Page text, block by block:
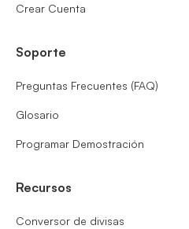
Crear Cuenta
Soporte
Preguntas Frecuentes (FAQ)
Glosario
Programar Demostración
Recursos
Conversor de divisas